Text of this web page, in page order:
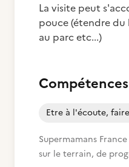
La visite peut
pouce (étendre du
au parc etc...)
Etre à l'écoute,
Supermamans
sur le terrain, de